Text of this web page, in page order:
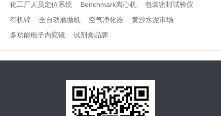
化工厂人员定位系统
Benchmark离心机
包装密封试验仪
有机锌
全自动磨抛机 空气净化器
黄沙水泥市场
多功能电子内窥镜
试剂盒品牌